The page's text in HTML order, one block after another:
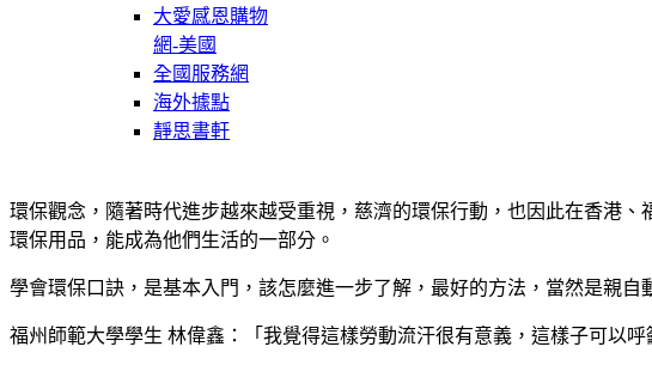
大愛感恩購物
網-美國
全國服務網
海外據點
靜思書軒
環保觀念，隨著時代進步越來越受重視，慈濟的環保行動，也因此在香港
環保用品，能成為他們生活的一部分。
學會環保口訣，是基本入門，該怎麼進一步了解，最好的方法，當然是親自
福州師範大學學生 林偉鑫：「我覺得這樣勞動流汗很有意義，這樣子可以